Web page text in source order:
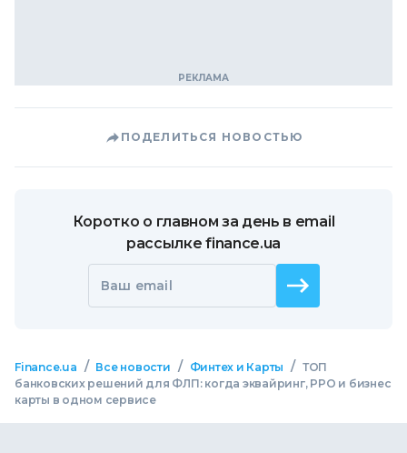
ПОДЕЛИТЬСЯ НОВОСТЬЮ
Коротко о главном за день в email
рассылке finance.ua
Ваш email
Finance.ua / Все новости / Финтех и Карты / ТОП
банковских решений для ФЛП: когда эквайринг, РРО и бизнес
карты в одном сервисе